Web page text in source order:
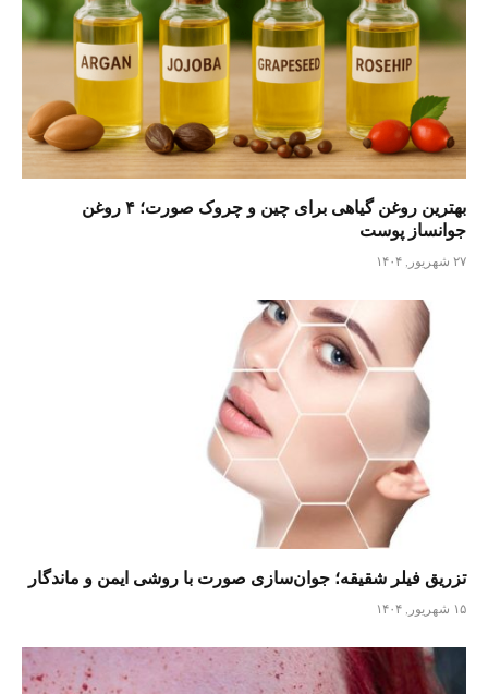
بهترین روغن گیاهی برای چین و چروک صورت؛ ۴ روغن
جوانساز پوست
۲۷ شهریور, ۱۴۰۴
تزریق فیلر شقیقه؛ جوان‌سازی صورت با روشی ایمن و ماندگار
۱۵ شهریور, ۱۴۰۴